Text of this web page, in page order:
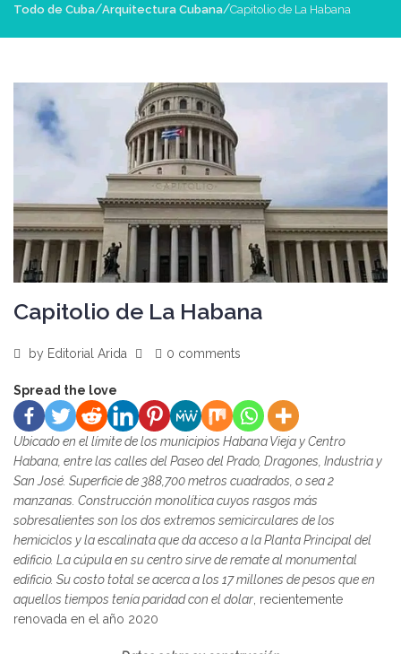
Todo de Cuba/Arquitectura Cubana/Capitolio de La Habana
Capitolio de La Habana
by Editorial Arida 0 comments
Spread the love
Ubicado en el límite de los municipios Habana Vieja y Centro
Habana, entre las calles del Paseo del Prado, Dragones, Industria y
San José. Superficie de 388,700 metros cuadrados, o sea 2
manzanas. Construcción monolítica cuyos rasgos más
sobresalientes son los dos extremos semicirculares de los
hemiciclos y la escalinata que da acceso a la Planta Principal del
edificio. La cúpula en su centro sirve de remate al monumental
edificio. Su costo total se acerca a los 17 millones de pesos que en
aquellos tiempos tenía paridad con el dolar , recientemente
renovada en el año 2020